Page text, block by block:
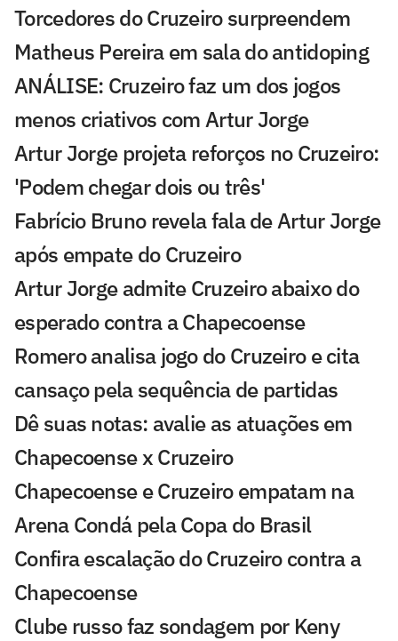
Torcedores do Cruzeiro surpreendem
Matheus Pereira em sala do antidoping
ANÁLISE: Cruzeiro faz um dos jogos
menos criativos com Artur Jorge
Artur Jorge projeta reforços no Cruzeiro:
'Podem chegar dois ou três'
Fabrício Bruno revela fala de Artur Jorge
após empate do Cruzeiro
Artur Jorge admite Cruzeiro abaixo do
esperado contra a Chapecoense
Romero analisa jogo do Cruzeiro e cita
cansaço pela sequência de partidas
Dê suas notas: avalie as atuações em
Chapecoense x Cruzeiro
Chapecoense e Cruzeiro empatam na
Arena Condá pela Copa do Brasil
Confira escalação do Cruzeiro contra a
Chapecoense
Clube russo faz sondagem por Keny